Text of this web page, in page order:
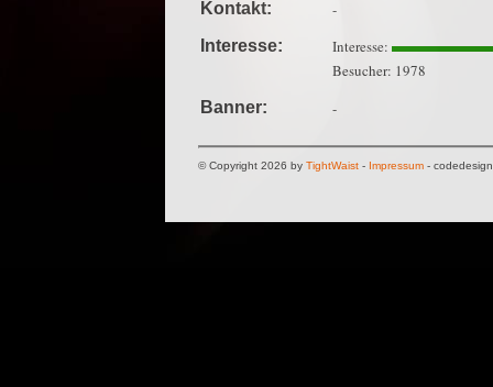
Kontakt: -
Interesse:
Interesse:
Besucher: 1978
Banner: -
© Copyright 2026 by TightWaist - Impressum -